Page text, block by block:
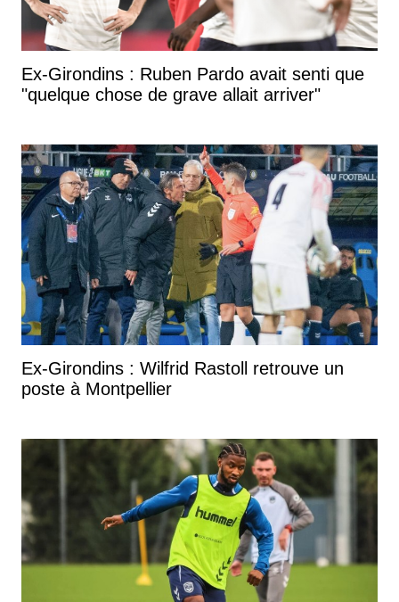
Ex-Girondins : Ruben Pardo avait senti que
"quelque chose de grave allait arriver"
Ex-Girondins : Wilfrid Rastoll retrouve un
poste à Montpellier